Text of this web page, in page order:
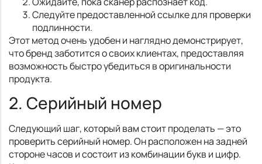
Следуйте предоставленной ссылке для проверки
подлинности.
Этот метод очень удобен и наглядно демонстрирует,
что бренд заботится о своих клиентах, предоставляя
возможность быстро убедиться в оригинальности
продукта.
2. Серийный номер
Следующий шаг, который вам стоит проделать — это
проверить серийный номер. Он расположен на задней
стороне часов и состоит из комбинации букв и цифр.